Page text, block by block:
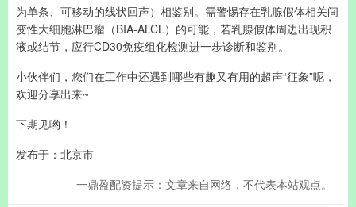
为单条、可移动的线状回声）相鉴别。需警惕存在乳腺假体相关间
变性大细胞淋巴瘤（BIA-ALCL）的可能，若乳腺假体周边出现积
液或结节，应行CD30免疫组化检测进一步诊断和鉴别。
小伙伴们，您们在工作中还遇到哪些有趣又有用的超声“征象”呢，
欢迎分享出来~
下期见哟！
发布于：北京市
一鼎盈配资提示：文章来自网络，不代表本站观点。